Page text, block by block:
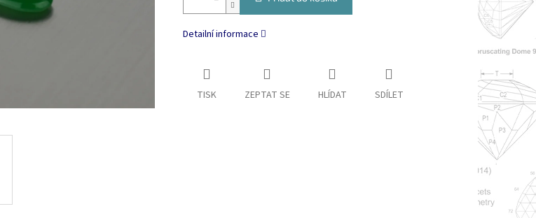
Detailní informace
TISK ZEPTAT SE HLÍDAT SDÍLET